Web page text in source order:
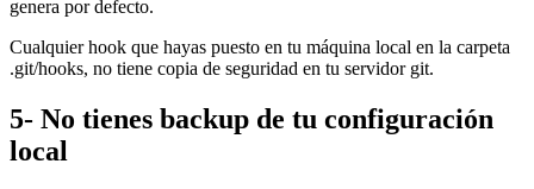
genera por defecto.
Cualquier hook que hayas puesto en tu máquina local en la carpeta
.git/hooks, no tiene copia de seguridad en tu servidor git.
5- No tienes backup de tu configuración
local